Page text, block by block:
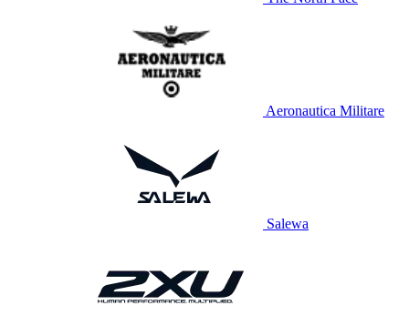
Aeronautica Militare
Salewa